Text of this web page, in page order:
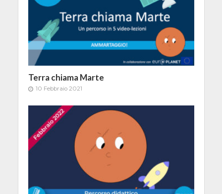
Terra chiama Marte
10 Febbraio 2021